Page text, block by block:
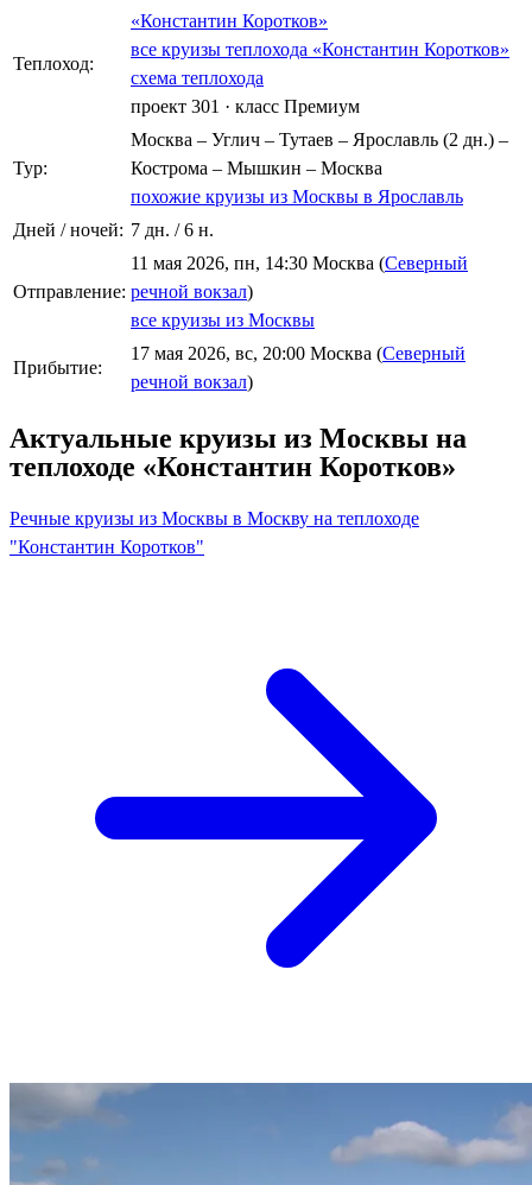
Теплоход:
«Константин Коротков»
все круизы теплохода «Константин Коротков»
схема теплохода
проект 301 · класс Премиум
Тур:
Москва – Углич – Тутаев – Ярославль (2 дн.) –
Кострома – Мышкин – Москва
похожие круизы из Москвы в Ярославль
Дней / ночей: 7 дн. / 6 н.
Отправление:
11 мая 2026, пн, 14:30 Москва (Северный
речной вокзал)
все круизы из Москвы
Прибытие:
17 мая 2026, вс, 20:00 Москва (Северный
речной вокзал)
Актуальные круизы из Москвы на
теплоходе «Константин Коротков»
Речные круизы из Москвы в Москву на теплоходе
"Константин Коротков"